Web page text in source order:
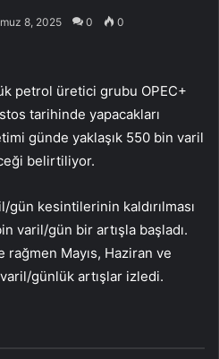
8, 2025 0 0
petrol üretici grubu OPEC+
tarihinde yapacakları
günde yaklaşık 550 bin varil
belirtiliyor.
gün kesintilerinin kaldırılması
varil/gün bir artışla başladı.
Mayıs, Haziran ve
günlük artışlar izledi.